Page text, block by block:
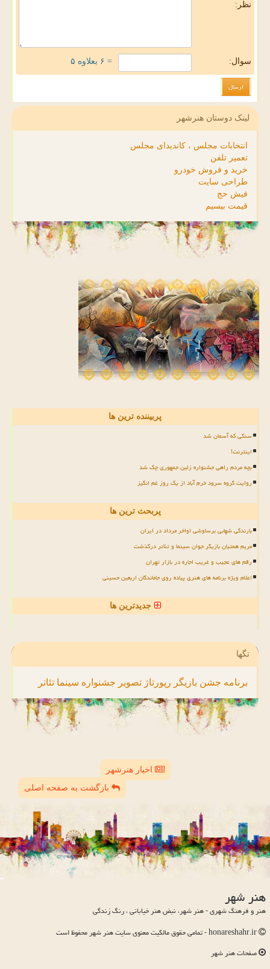
نظر:
سوال: = ۶ بعلاوه ۵
لینک دوستان هنرشهر
انتخابات مجلس ، کاندیدای مجلس
تعمیر تلفن
خرید و فروش خودرو
طراحی سایت
فیش حج
قیمت بیسیم
پربیننده ترین ها
سنگی که آسمان شد
اینترنت!
بچه مردم راهی جشنواره زلین جمهوری چک شد
روایت گروه سرود خرم آباد از یک روز غم انگیز
پربحث ترین ها
بارندگی شهابی برساوشی اواخر مرداد در ایران
مریم همتیان بازیگر جوان سینما و تئاتر درگذشت
رقم های عجیب و غریب اجاره در بازار تهران
اعلام ویژه برنامه های هنری پیاده روی جاماندگان اربعین حسینی
جدیدترین ها
تگها
برنامه جشن بازیگر رپورتاژ تصویر جشنواره سینما تئاتر
اخبار هنرشهر
بازگشت به صفحه اصلی
هنر شهر
هنر و فرهنگ شهری - هنر شهر، نبض هنر خیابانی ، رنگ زندگی
صفحات هنر شهر